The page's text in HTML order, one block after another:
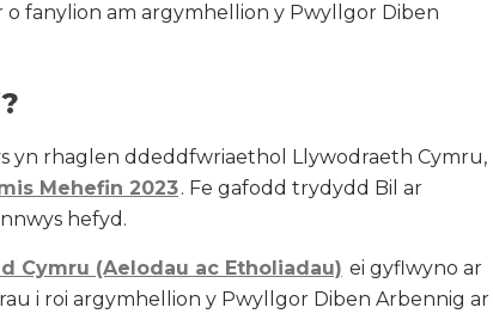
o fanylion am argymhellion y Pwyllgor Diben
yn rhaglen ddeddfwriaethol Llywodraeth Cymru,
Mehefin 2023. Fe gafodd trydydd Bil ar
hefyd.
Cymru (Aelodau ac Etholiadau) ei gyflwyno ar
i roi argymhellion y Pwyllgor Diben Arbennig ar